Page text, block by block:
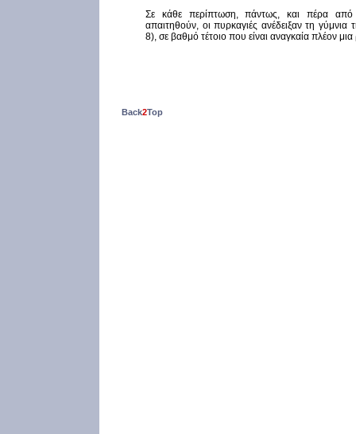
Σε κάθε περίπτωση, πάντως, και πέρα
απαιτηθούν, οι πυρκαγιές ανέδειξαν τη γύμνια
8), σε βαθμό τέτοιο που είναι αναγκαία πλέον μια
Back2Top